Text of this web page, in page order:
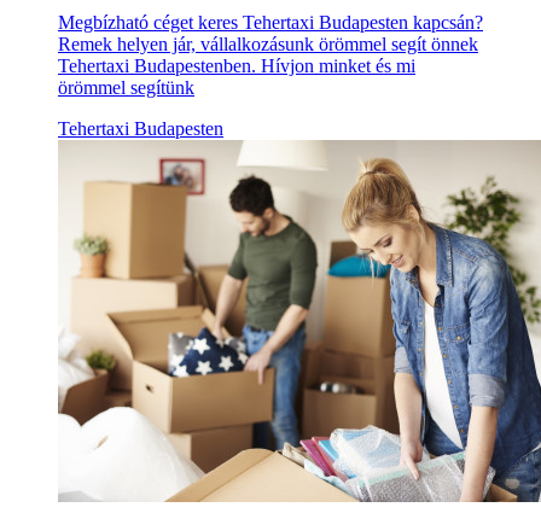
Megbízható céget keres Tehertaxi Budapesten kapcsán?
Remek helyen jár, vállalkozásunk örömmel segít önnek
Tehertaxi Budapestenben. Hívjon minket és mi
örömmel segítünk
Tehertaxi Budapesten